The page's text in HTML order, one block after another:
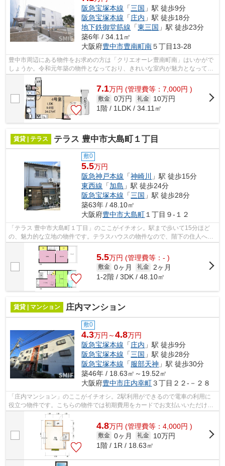
阪急宝塚本線 「三国 」駅 徒歩9分
阪急宝塚本線 「庄内 」駅 徒歩18分
地下鉄御堂筋線 「東三国 」駅 徒歩23分
築6年 / 34.11㎡
大阪府豊中市豊南町南５丁目13-28
豊中市周辺にある物件をお求めの方は「クリエオーレ豊南町南」はいかがで
しょうか。令和元年築の物件となっており、きれいな室内が魅力となってい
ます。魅力的な駅近の物件で、駅まで...
7.1万円 (管理費等：7,000円 )
敷金 0万円 礼金
10万円
1階 / 1LDK / 34.11㎡
賃貸 | テラス テラス 豊中市大島町１丁目
敷0
5.5万円
阪急神戸本線 「神崎川
」駅 徒歩15分
東西線 「加島 」駅 徒歩24分
阪急宝塚本線 「三国 」駅 徒歩28分
築63年 / 48.10㎡
大阪府豊中市大島町１丁目９-１２
「テラス 豊中市大島町１丁目」のここがイチオシ。駅まで歩いて15分ほど
の、魅力的な立地の物件です。テラスハウスの物件なので、階下の住人への
配慮なども心配無用。2駅利用ができて...
5.5万円 (管理費等：- )
敷金 0ヶ月 礼金
2ヶ月
1-2階 / 3DK / 48.10㎡
賃貸 | マンション 庄内マンション
敷0
4.3万円～4.8万円
阪急宝塚本線 「庄内 」駅 徒歩9分
阪急宝塚本線 「三国 」駅 徒歩28分
阪急宝塚本線 「服部天神 」駅 徒歩30分
築46年 / 18.63㎡～19.52㎡
大阪府豊中市庄内幸町３丁目２２-－２８
「庄内マンション」のここがイチオシ。2駅利用ができるので電車の利用に
役立つ物件です。こちらの物件では初期費用をカードでお支払いいただけま
す。最上階の物件です。できるだけ早め...
4.8万円 (管理費等：4,000円 )
敷金 0ヶ月 礼金
10万円
1階 / 1R / 18.63㎡